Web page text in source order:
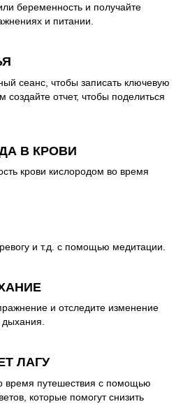
беременность и получайте
и питании.
сеанс, чтобы записать ключевую
создайте отчет, чтобы поделиться
В КРОВИ
крови кислородом во время
и т.д. с помощью медитации.
и отследите изменение
дыхания.
ЛАГУ
время путешествия с помощью
которые помогут снизить